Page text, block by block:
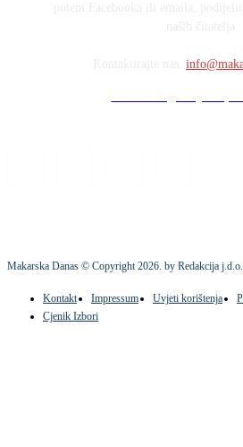
Makarska Danas © Copyright2026. by Redakcija
Kontakt Impressum Uvjeti korištenja
Cjenik Izbori